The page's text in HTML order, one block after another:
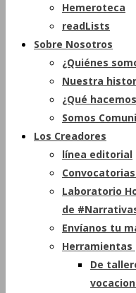
Hemeroteca
readLists
Sobre Nosotros
¿Quiénes
Nuestra
¿Qué
Somos
Los Creadores
línea editorial
Laboratorio
de
Envíanos tu
Herramientas
De